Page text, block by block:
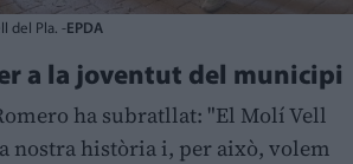
del Pla. -EPDA
a la joventut del municipi
ha subratllat: "El Molí Vell
nostra història i, per això, volem